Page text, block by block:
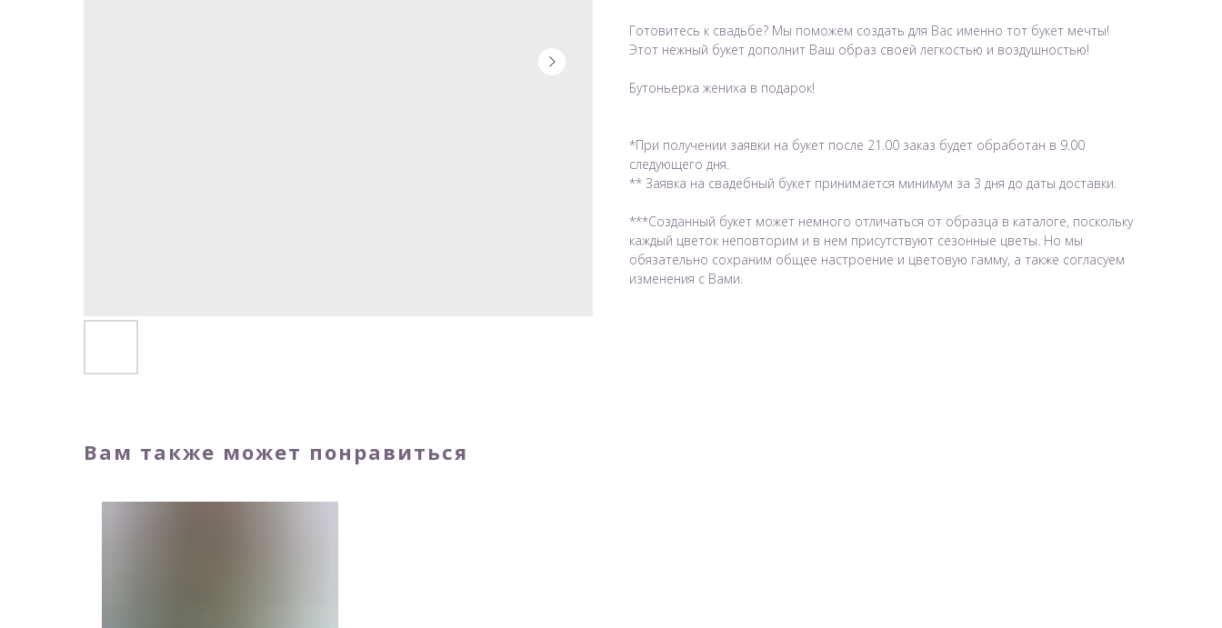
Готовитесь к свадьбе? Мы поможем создать для Вас именно тот букет мечты!
Этот нежный букет дополнит Ваш образ своей легкостью и воздушностью!
Бутоньерка жениха в подарок!
*При получении заявки на букет после 21.00 заказ будет обработан в 9.00
следующего дня.
** Заявка на свадебный букет принимается минимум за 3 дня до даты доставки.
***Созданный букет может немного отличаться от образца в каталоге, поскольку
каждый цветок неповторим и в нем присутствуют сезонные цветы. Но мы
обязательно сохраним общее настроение и цветовую гамму, а также согласуем
изменения с Вами.
Вам также может понравиться